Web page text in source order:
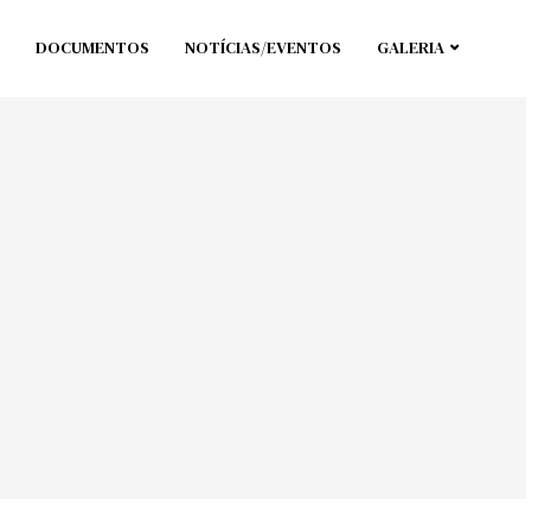
DOCUMENTOS NOTÍCIAS/EVENTOS GALERIA